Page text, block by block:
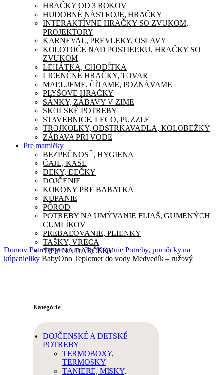
HRAČKY OD 3 ROKOV
HUDOBNÉ NÁSTROJE, HRAČKY
INTERAKTÍVNE HRAČKY SO ZVUKOM,
PROJEKTORY
KARNEVAL, PREVLEKY, OSLAVY
KOLOTOČE NAD POSTIEĽKU, HRAČKY SO
ZVUKOM
LEHÁTKA, CHODÍTKA
LICENČNÉ HRAČKY, TOVAR
MAĽUJEME, ČÍTAME, POZNÁVAME
PLYŠOVÉ HRAČKY
SÁNKY, ZÁBAVY V ZIME
ŠKOLSKÉ POTREBY
STAVEBNICE, LEGO, PUZZLE
TROJKOLKY, ODSTRKAVADLA, KOLOBEŽKY
ZÁBAVA PRI VODE
Pre mamičky
BEZPEČNOSŤ, HYGIENA
ČAJE, KAŠE
DEKY, DEČKY
DOJČENIE
KOKONY PRE BABATKA
KÚPANIE
PÔROD
POTREBY NA UMÝVANIE FLIAŠ, GUMENÝCH
CUMLÍKOV
PREBAĽOVANIE, PLIENKY
TAŠKY, VRECA
TIPY NA DARČEKY
Domov Potreby pre mamičkyKúpanie Potreby, pomôcky na
kúpanieliky BabyOno Teplomer do vody Medvedík – ružový
Kategórie
DOJČENSKÉ A DETSKÉ
POTREBY
TERMOBOXY,
TERMOSKY
TANIERE, MISKY,